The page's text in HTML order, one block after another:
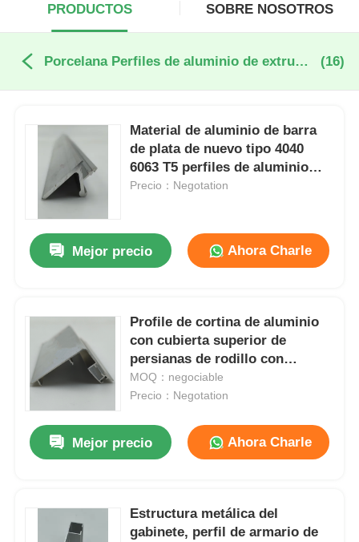
PRODUCTOS SOBRE NOSOTROS
Porcelana Perfiles de aluminio de extrusión (16)
Material de aluminio de barra
de plata de nuevo tipo 4040
6063 T5 perfiles de aluminio
hechos a medida en China,
Precio：Negotation
Mejor precio Ahora Charle
Profile de cortina de aluminio
con cubierta superior de
persianas de rodillo con
persiana de cebra
MOQ：negociable
Precio：Negotation
Mejor precio Ahora Charle
Estructura metálica del
gabinete, perfil de armario de